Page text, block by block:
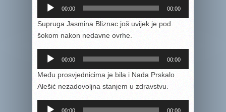
Reproduktor
00:00 00:00
Supruga Jasmina Bliznac još uvijek je pod
šokom nakon nedavne ovrhe.
Reproduktor
00:00 00:00
Među prosvjednicima je bila i Nada Prskalo
Alešić nezadovoljna stanjem u zdravstvu.
Reproduktor
00:00 00:00